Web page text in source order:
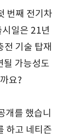
번째 전기차
일은 21년
기술 탑재
될 가능성도
요?
개를 했습니
하고 네티즌